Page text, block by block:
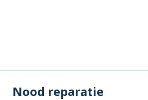
Nood reparatie